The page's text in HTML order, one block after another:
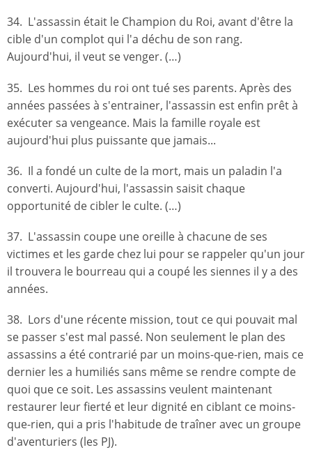
34. L'assassin était le Champion du Roi, avant d'être la
cible d'un complot qui l'a déchu de son rang.
Aujourd'hui, il veut se venger. (…)
35. Les hommes du roi ont tué ses parents. Après des
années passées à s'entrainer, l'assassin est enfin prêt à
exécuter sa vengeance. Mais la famille royale est
aujourd'hui plus puissante que jamais...
36. Il a fondé un culte de la mort, mais un paladin l'a
converti. Aujourd'hui, l'assassin saisit chaque
opportunité de cibler le culte. (…)
37. L'assassin coupe une oreille à chacune de ses
victimes et les garde chez lui pour se rappeler qu'un jour
il trouvera le bourreau qui a coupé les siennes il y a des
années.
38. Lors d'une récente mission, tout ce qui pouvait mal
se passer s'est mal passé. Non seulement le plan des
assassins a été contrarié par un moins-que-rien, mais ce
dernier les a humiliés sans même se rendre compte de
quoi que ce soit. Les assassins veulent maintenant
restaurer leur fierté et leur dignité en ciblant ce moins-
que-rien, qui a pris l'habitude de traîner avec un groupe
d'aventuriers (les PJ).